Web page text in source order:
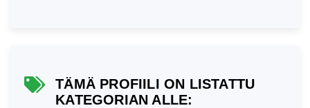
TÄMÄ PROFIILI ON LISTATTU
KATEGORIAN ALLE: